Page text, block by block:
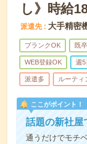
し》時給
派遣先 大手精密
ブランクOK 既
WEB登録OK 週5
派遣多 ルーティ
ここがポイント！
話題の新社屋
通うだけでモチ